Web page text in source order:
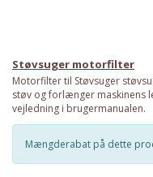
Støvsuger motorfilter
Motorfilter til Støvsuger
støv og forlænger maskinens
vejledning i brugermanualen.
Mængderabat på dette